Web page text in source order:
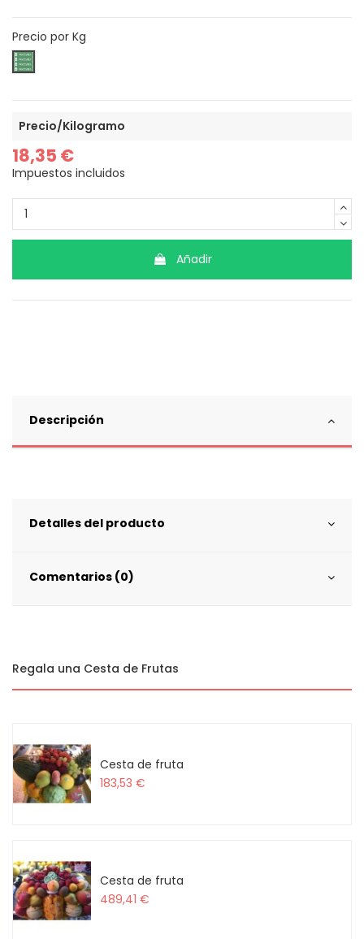
Precio por Kg
kilogramos
Precio/Kilogramo
18,35 €
Impuestos incluidos
Añadir
Descripción
Detalles del producto
Comentarios (0)
Regala una Cesta de Frutas
Cesta de fruta
183,53 €
Cesta de fruta
489,41 €